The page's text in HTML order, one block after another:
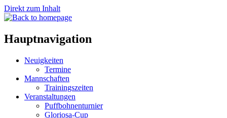
Direkt zum Inhalt
Hauptnavigation
Neuigkeiten
Termine
Mannschaften
Trainingszeiten
Veranstaltungen
Puffbohnenturnier
Gloriosa-Cup